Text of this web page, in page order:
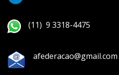
(11) 9 3318-4475
afederacao@gmail.com